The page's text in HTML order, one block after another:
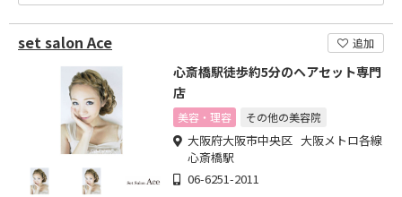
set salon Ace 追加
心斎橋駅徒歩約5分のヘアセット専門
店
美容・理容 その他の美容院
大阪府大阪市中央区 大阪メトロ各線
心斎橋駅
06-6251-2011